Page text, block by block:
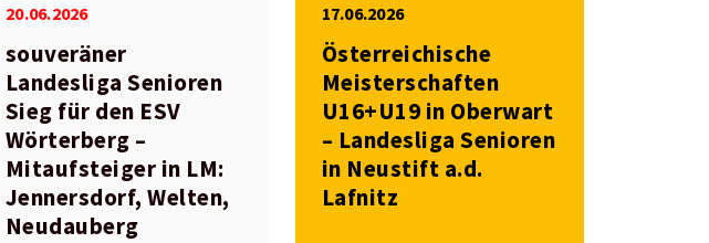
20.06.2026
souveräner
Landesliga Senioren
Sieg für den ESV
Wörterberg –
Mitaufsteiger in LM:
Jennersdorf, Welten,
Neudauberg
17.06.2026
Österreichische
Meisterschaften
U16+U19 in Oberwart
– Landesliga Senioren
in Neustift a.d.
Lafnitz